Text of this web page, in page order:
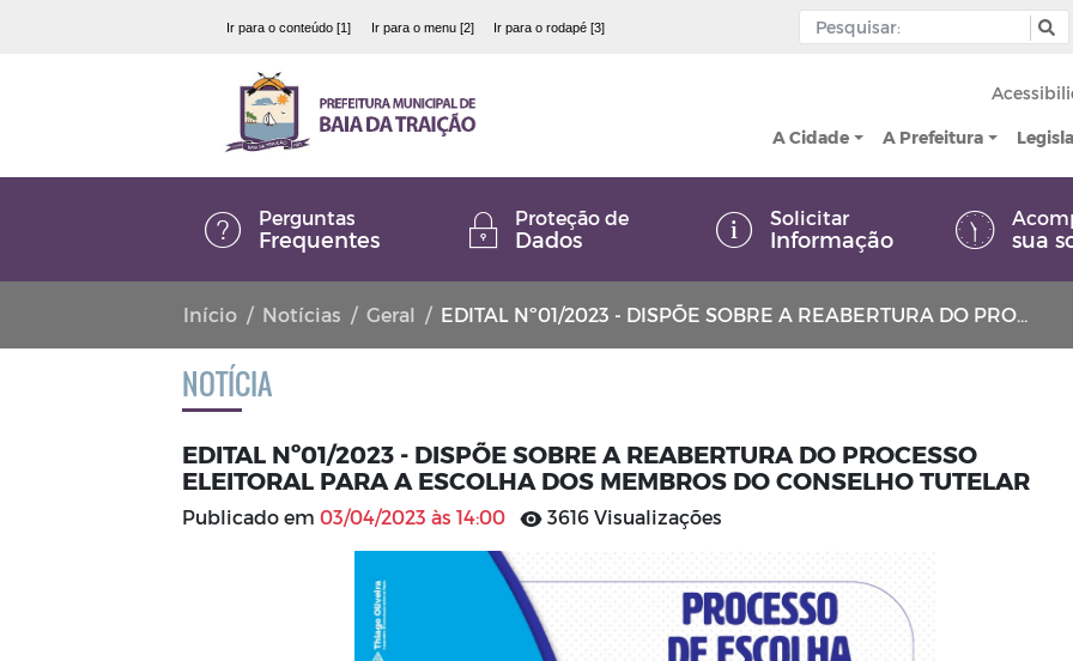
Ir para o conteúdo [1] Ir para o menu [2] Ir para o rodapé [3]
A Cidade A Prefeitura
Perguntas
Frequentes
Proteção de
Dados
Solicitar
Informação sua
Início Notícias Geral EDITAL Nº01/2023 - DISPÕE SOBRE A REABERTURA DO PROCESSO ELEITORAL PARA A ESCOLHA DOS MEMBROS DO CONSELHO TUTELAR
NOTÍCIA
EDITAL Nº01/2023 - DISPÕE SOBRE A REABERTURA DO PROCESSO
ELEITORAL PARA A ESCOLHA DOS MEMBROS DO CONSELHO TUTELAR
Publicado em 03/04/2023 às 14:00 3616 Visualizações